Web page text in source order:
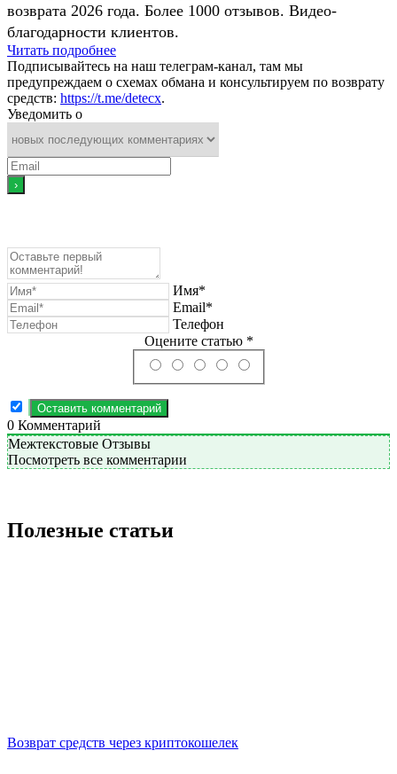
возврата 2026 года. Более 1000 отзывов. Видео-
благодарности клиентов.
Читать подробнее
Подписывайтесь на наш телеграм-канал, там мы
предупреждаем о схемах обмана и консультируем по возврату
средств: https://t.me/detecx.
Уведомить о
Имя*
Email*
Телефон
Оцените статью *
0 Комментарий
Межтекстовые Отзывы
Посмотреть все комментарии
Полезные статьи
Возврат средств через криптокошелек